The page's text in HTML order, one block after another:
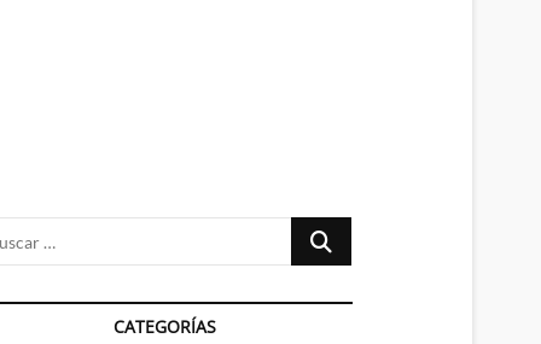
Buscar
CATEGORÍAS